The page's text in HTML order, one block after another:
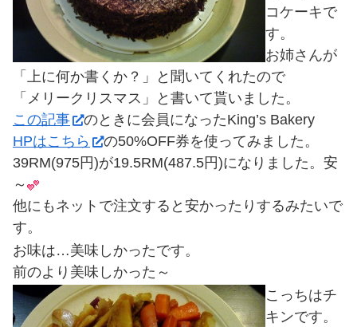
コケーキで
す。
お姉さんが
「上に何か書くか？」と聞いてくれたので
「メリークリスマス」と書いて貰いました。
この記事
のときに会員になったKing’s Bakery
HPはこちら
の50%OFF券を使ってみました。
39RM(975円)が19.5RM(487.5円)になりました。安
～
他にもネットで注文すると安かったりするみたいで
す。
お味は…美味しかったです。
前のより美味しかった～
こっちはチ
キンです。